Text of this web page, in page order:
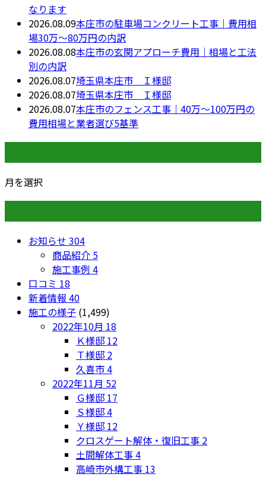
なります
2026.08.09本庄市の駐車場コンクリート工事｜費用相
場30万〜80万円の内訳
2026.08.08本庄市の玄関アプローチ費用｜相場と工法
別の内訳
2026.08.07埼玉県本庄市 Ｉ様邸
2026.08.07埼玉県本庄市 Ｉ様邸
2026.08.07本庄市のフェンス工事｜40万〜100万円の
費用相場と業者選び5基準
月を選択
お知らせ 304
商品紹介 5
施工事例 4
口コミ 18
新着情報 40
施工の様子 (1,499)
2022年10月 18
Ｋ様邸 12
Ｔ様邸 2
久喜市4
2022年11月 52
Ｇ様邸 17
Ｓ様邸4
Ｙ様邸 12
クロスゲート解体・復旧工事 2
土間解体工事4
高崎市外構工事 13